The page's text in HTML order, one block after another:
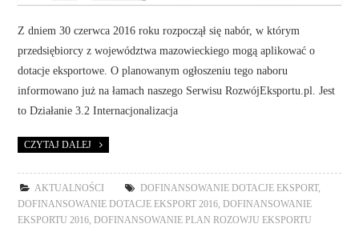
Z dniem 30 czerwca 2016 roku rozpoczął się nabór, w którym
przedsiębiorcy z województwa mazowieckiego mogą aplikować o
dotacje eksportowe. O planowanym ogłoszeniu tego naboru
informowano już na łamach naszego Serwisu RozwójEksportu.pl. Jest
to Działanie 3.2 Internacjonalizacja
CZYTAJ DALEJ
AKTUALNOŚCI DOFINANSOWANIE DOTACJE EKSPORT,
DOFINANSOWANIE DOTACJE EKSPORT 2016
DOFINANSOWANIE
EKSPORTU 2016
DOFINANSOWANIE PLAN ROZOWJU EKSPORTU